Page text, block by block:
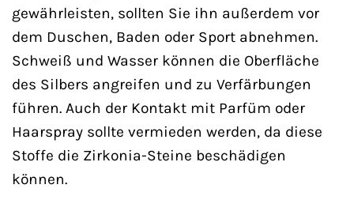
gewährleisten, sollten Sie ihn außerdem vor
dem Duschen, Baden oder Sport abnehmen.
Schweiß und Wasser können die Oberfläche
des Silbers angreifen und zu Verfärbungen
führen. Auch der Kontakt mit Parfüm oder
Haarspray sollte vermieden werden, da diese
Stoffe die Zirkonia-Steine beschädigen
können.